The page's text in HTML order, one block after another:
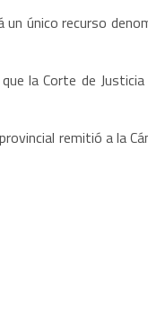
único recurso
la Corte de
remitió a la